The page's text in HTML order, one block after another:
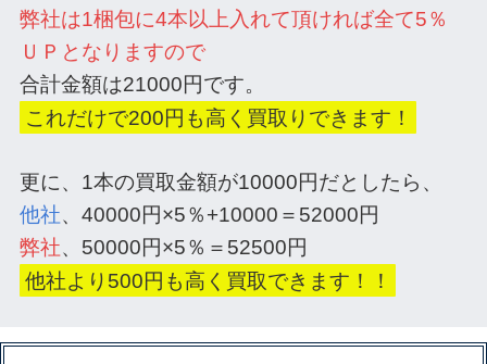
弊社は1梱包に4本以上入れて頂ければ全て5％
ＵＰとなりますので
合計金額は21000円です。
これだけで200円も高く買取りできます！
更に、1本の買取金額が10000円だとしたら、
他社、40000円×5％+10000＝52000円
弊社、50000円×5％＝52500円
他社より500円も高く買取できます！！